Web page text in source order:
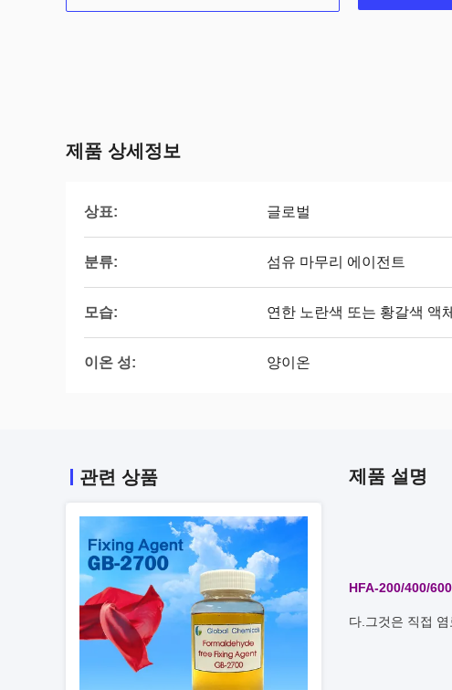
제품 상세정보
상표: 글로벌
분류: 섬유 마무리 에이전트
모습: 연한 노란색 또는 황갈색 액체
이온 성: 양이온
관련 상품 제품 설명
HFA-200/400/600
다.그것은 직접